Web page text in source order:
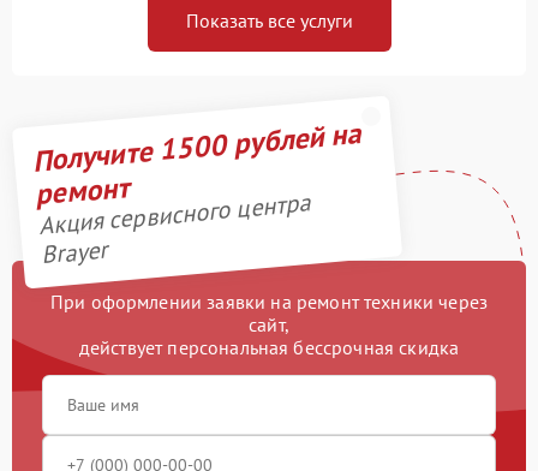
Показать все услуги
Получите 1500 рублей на
ремонт
Акция сервисного центра
Brayer
При оформлении заявки на ремонт техники через
сайт,
действует персональная бессрочная скидка